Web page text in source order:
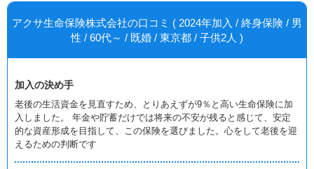
アクサ生命保険株式会社の口コミ ( 2024年加入 / 終身保険 / 男
性 / 60代～ / 既婚 / 東京都 / 子供2人 )
加入の決め手
老後の生活資金を見直すため、とりあえずが9％と高い生命保険に加
入しました。 年金や貯蓄だけでは将来の不安が残ると感じて、安定
的な資産形成を目指して、この保険を選びました。心をして老後を迎
えるための判断です